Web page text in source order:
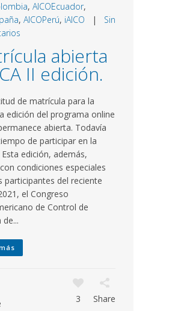
, AICOEcuador,
, AICOPerú, iAICO | Sin
abierta
II edición.
de matrícula para la
edición del programa online
abierta. Todavía
de participar en la
edición, además,
condiciones especiales
participantes del reciente
el Congreso
de Control de
de...
3 Share